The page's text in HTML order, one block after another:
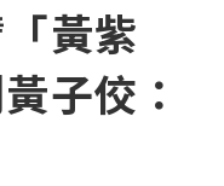
黃紫
子佼：